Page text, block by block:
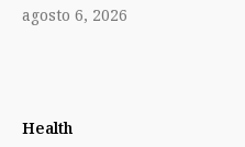
agosto 6, 2026
Health